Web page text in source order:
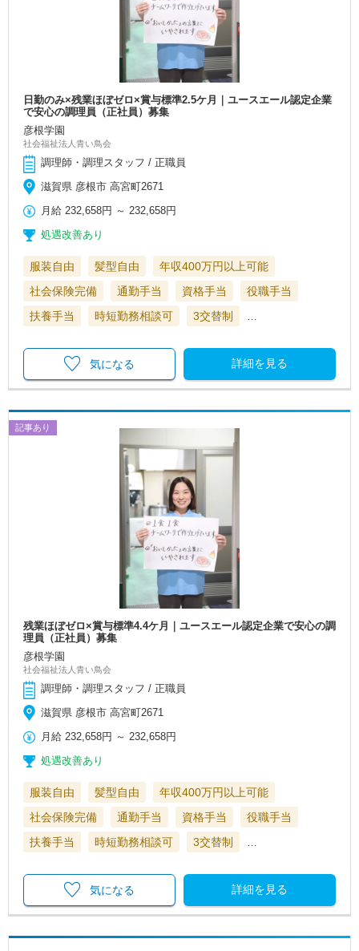
日勤のみ×残業ほぼゼロ×賞与標準2.5ケ月｜ユースエール認定企業
で安心の調理員（正社員）募集
彦根学園
社会福祉法人青い鳥会
調理師・調理スタッフ / 正職員
滋賀県 彦根市 高宮町2671
月給 232,658円 ～ 232,658円
処遇改善あり
服装自由 髪型自由
年収400万円以上可能
社会保険完備
通勤手当 資格手当
役職手当
扶養手当
時短勤務相談可 3交替制
詳細を見る
気になる
記事あり
残業ほぼゼロ×賞与標準4.4ケ月｜ユースエール認定企業で安心の調
理員（正社員）募集
彦根学園
社会福祉法人青い鳥会
調理師・調理スタッフ / 正職員
滋賀県 彦根市 高宮町2671
月給 232,658円 ～ 232,658円
処遇改善あり
服装自由 髪型自由
年収400万円以上可能
社会保険完備
通勤手当 資格手当
役職手当
扶養手当
時短勤務相談可 3交替制
詳細を見る
気になる